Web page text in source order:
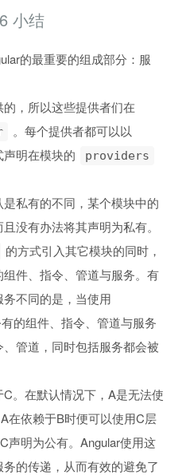
小结
的最重要的组成部分：服
，所以这些提供者们在
。每个提供者都可以以
声明在模块的 providers
私有的不同，某个模块中的
没有办法将其声明为私有。
的方式引入其它模块的同时，
件、指令、管道与服务。有
不同的是，当使用
的组件、指令、管道与服务
管道，同时包括服务都会被
。在默认情况下，A是无法使
在依赖于B时便可以使用C层
声明为公有。Angular使用这
的传递，从而有效的避免了